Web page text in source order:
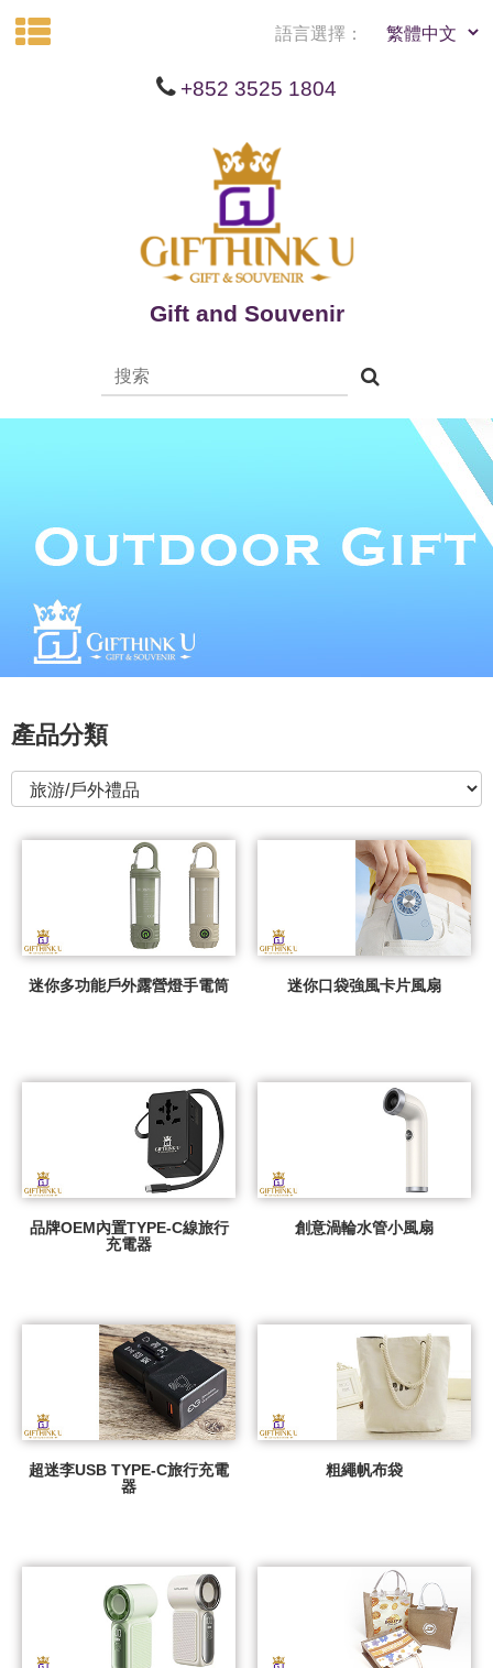
+852 3525 1804
Gift and Souvenir
語言選擇：
產品分類
迷你多功能戶外露營燈手電筒 迷你口袋強風卡片風扇
品牌OEM內置TYPE-C線旅行
充電器
創意渦輪水管小風扇
超迷李USB TYPE-C旅行充電
器
粗繩帆布袋